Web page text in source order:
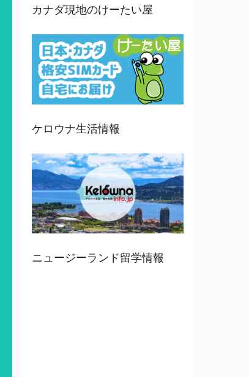
カナダ現地のけーたい屋
ケロウナ生活情報
ニュージーランド留学情報